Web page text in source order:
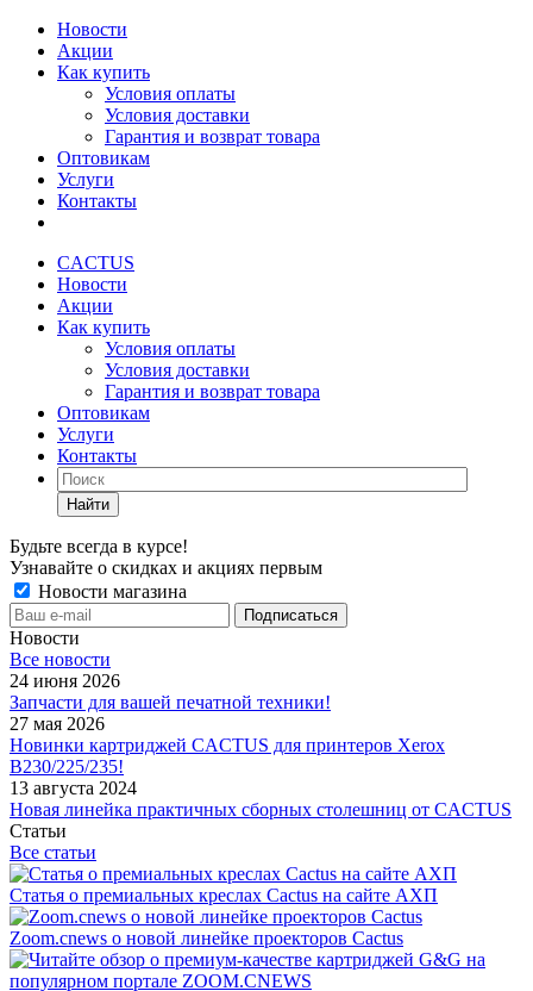
Новости
Акции
Как купить
Условия оплаты
Условия доставки
Гарантия и возврат товара
Оптовикам
Услуги
Контакты
CACTUS
Новости
Акции
Как купить
Условия оплаты
Условия доставки
Гарантия и возврат товара
Оптовикам
Услуги
Контакты
Найти
Будьте всегда в курсе!
Узнавайте о скидках и акциях первым
Новости магазина
Новости
Все новости
24 июня 2026
Запчасти для вашей печатной техники!
27 мая 2026
Новинки картриджей CACTUS для принтеров Xerox
B230/225/235!
13 августа 2024
Новая линейка практичных сборных столешниц от CACTUS
Статьи
Все статьи
Статья о премиальных креслах Cactus на сайте АХП
Zoom.cnews о новой линейке проекторов Cactus